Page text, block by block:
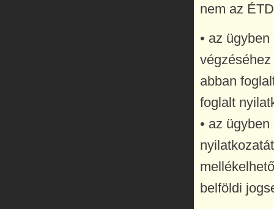
nem az
• az
abban
foglalt
• az
belföldi